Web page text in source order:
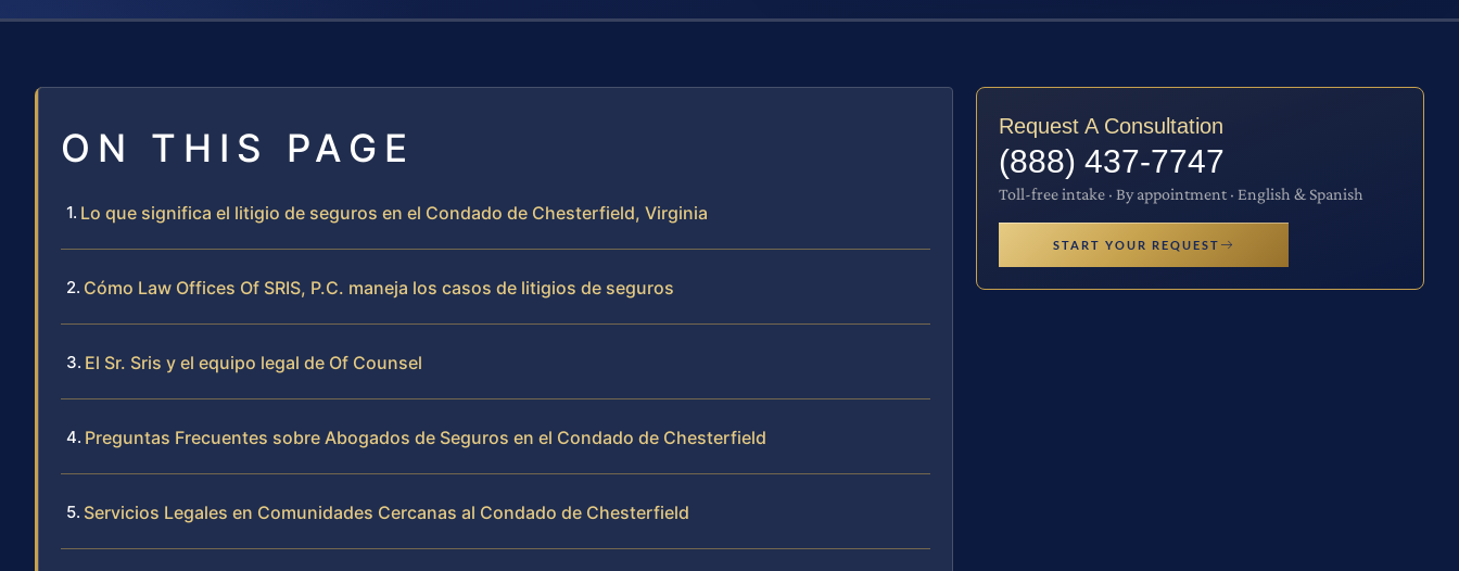
ON THIS PAGE
Lo que significa el litigio de seguros en el Condado de Chesterfield, Virginia
Cómo Law Offices Of SRIS, P.C. maneja los casos de litigios de seguros
El Sr. Sris y el equipo legal de Of Counsel
Preguntas Frecuentes sobre Abogados de Seguros en el Condado de Chesterfield
Servicios Legales en Comunidades Cercanas al Condado de Chesterfield
Request A Consultation
(888) 437-7747
Toll-free intake · By appointment · English & Spanish
START YOUR REQUEST